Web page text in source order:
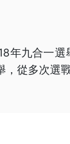
年九合一
從多次選